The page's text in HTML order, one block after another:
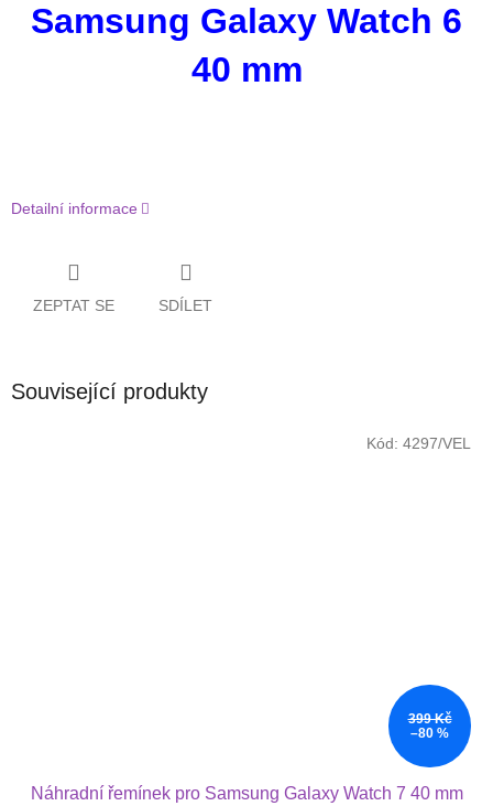
Samsung Galaxy Watch 6
40 mm
Detailní informace
ZEPTAT SE SDÍLET
Související produkty
399 Kč
–80 %
Náhradní řemínek pro Samsung Galaxy Watch 7 40 mm
Kód: 4297/VEL